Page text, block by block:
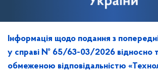
Інформація щодо подання з
у справі № 65/63-03/2026 відносно
обмеженою відповідальністю «Технології